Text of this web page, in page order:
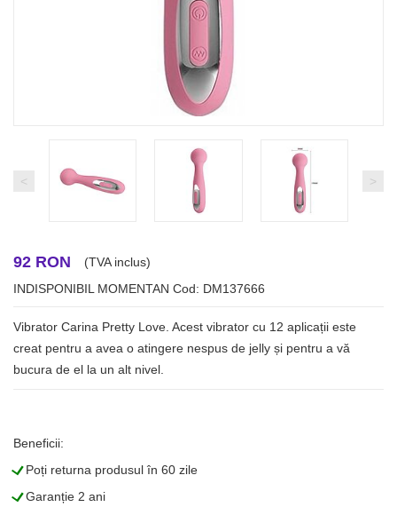
< >
92 RON
(TVA inclus)
INDISPONIBIL MOMENTAN Cod: DM137666
Vibrator Carina Pretty Love. Acest vibrator cu 12 aplicații este
creat pentru a avea o atingere nespus de jelly și pentru a vă
bucura de el la un alt nivel.
Beneficii:
LPoți returna produsul în 60 zile
LGaranție 2 ani